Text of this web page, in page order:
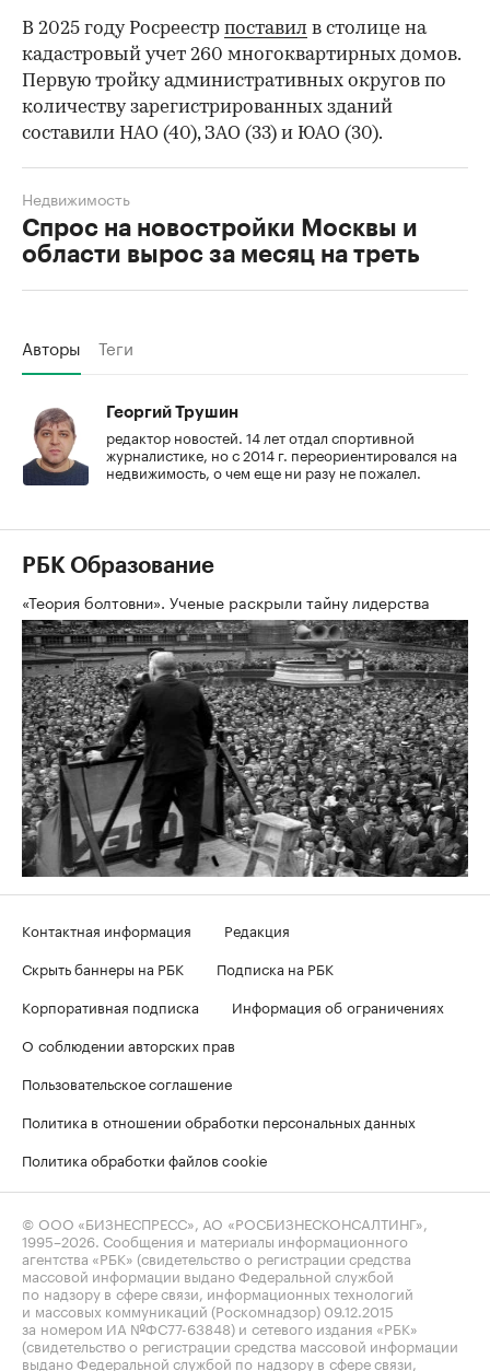
В 2025 году Росреестр поставил в столице на
кадастровый учет 260 многоквартирных домов.
Первую тройку административных округов по
количеству зарегистрированных зданий
составили НАО (40), ЗАО (33) и ЮАО (30).
Спрос на новостройки Москвы и
области вырос за месяц на треть
Недвижимость
Авторы Теги
Георгий Трушин
редактор новостей. 14 лет отдал спортивной
журналистике, но с 2014 г. переориентировался на
недвижимость, о чем еще ни разу не пожалел.
РБК Образование
«Теория болтовни». Ученые раскрыли тайну лидерства
Контактная информация
Редакция
Скрыть баннеры на РБК
Подписка на РБК
Корпоративная подписка
Информация об ограничениях
О соблюдении авторских прав
Пользовательское соглашение
Политика в отношении обработки персональных данных
Политика обработки файлов cookie
© ООО «БИЗНЕСПРЕСС», АО «РОСБИЗНЕСКОНСАЛТИНГ»,
1995–2026 . Сообщения и материалы информационного
агентства «РБК» (свидетельство о регистрации средства
массовой информации выдано Федеральной службой
по надзору в сфере связи, информационных технологий
и массовых коммуникаций (Роскомнадзор) 09.12.2015
за номером ИА №ФС77-63848) и сетевого издания «РБК»
(свидетельство о регистрации средства массовой информации
выдано Федеральной службой по надзору в сфере связи,